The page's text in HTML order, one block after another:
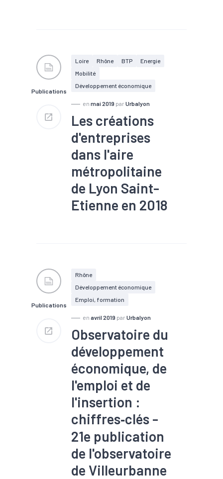
#Tourisme
Publications
Loire Rhône BTP
Energie
Mobilité
Développement économique
en mai 2019 par Urbalyon
Les créations
d'entreprises
dans l'aire
métropolitaine
de Lyon Saint-
Etienne en 2018
Publications
Rhône
Développement économique
Emploi, formation
en avril 2019 par Urbalyon
Observatoire du
développement
économique, de
l'emploi et de
l'insertion :
chiffres‐clés -
21e publication
de l'observatoire
de Villeurbanne